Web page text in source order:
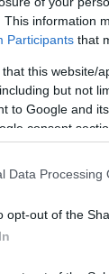
This information
Participants that
that this website/
but not
to Google and
consent
Data Processing
opt-out of the
διεθνών